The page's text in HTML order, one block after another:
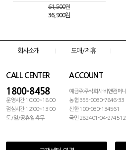
61,500원
36,900원
회사소개 도매/제휴
CALL CENTER
1800-8458
운영시간 10:00~18:00
점심시간 12:00~13:00
토/일/공휴일 휴무
ACCOUNT
예금주:주식회사 비앤컴퍼니
농협 355-0030-7846-33
신한 100-030-134561
국민 282401-04-274512